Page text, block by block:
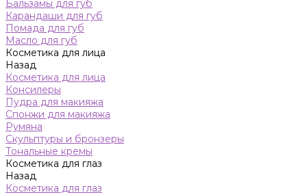
Бальзамы для губ
Карандаши для губ
Помада для губ
Масло для губ
Косметика для лица
Назад
Косметика для лица
Консилеры
Пудра для макияжа
Спонжи для макияжа
Румяна
Скульптуры и бронзеры
Тональные кремы
Косметика для глаз
Назад
Косметика для глаз